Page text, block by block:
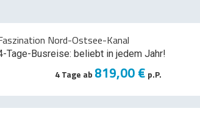
Nord-Ostsee-Kanal
Tage-Busreise: beliebt in jedem Jahr!
4 Tage ab 819,00 € p.P.